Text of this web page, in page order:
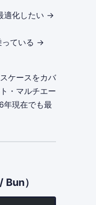
適化したい →
っている →
ケースをカバ
・マルチエー
年現在でも最
）